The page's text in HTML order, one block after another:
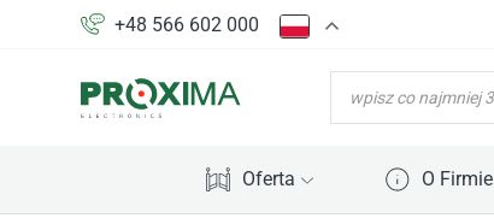
+48 566 602 000
WYSZUKIWARKA
PRODUKTÓW
Oferta O Firmie